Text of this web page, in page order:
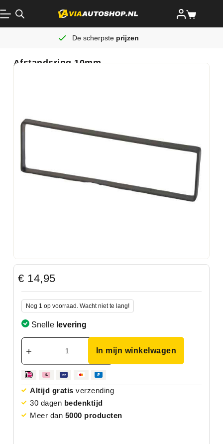
De scherpste prijzen
Afstandsring 10mm
€ 14,95
Nog 1 op voorraad. Wacht niet te lang!
Snelle levering
In mijn winkelwagen
Altijd gratis verzending
30 dagen bedenktijd
Meer dan 5000 producten